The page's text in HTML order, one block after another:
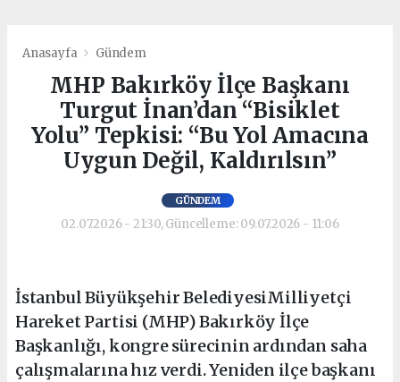
Anasayfa Gündem
MHP Bakırköy İlçe Başkanı
Turgut İnan’dan “Bisiklet
Yolu” Tepkisi: “Bu Yol Amacına
Uygun Değil, Kaldırılsın”
GÜNDEM
02.07.2026 - 21:30, Güncelleme: 09.07.2026 - 11:06
İstanbul Büyükşehir BelediyesiMilliyetçi
Hareket Partisi (MHP) Bakırköy İlçe
Başkanlığı, kongre sürecinin ardından saha
çalışmalarına hız verdi. Yeniden ilçe başkanı